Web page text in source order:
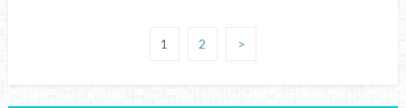
1 2 >